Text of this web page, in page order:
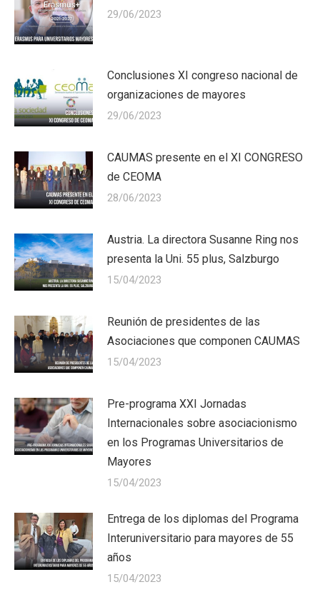
29/06/2023
Conclusiones XI congreso nacional de
organizaciones de mayores
29/06/2023
CAUMAS presente en el XI CONGRESO
de CEOMA
28/06/2023
Austria. La directora Susanne Ring nos
presenta la Uni. 55 plus, Salzburgo
15/04/2023
Reunión de presidentes de las
Asociaciones que componen CAUMAS
15/04/2023
Pre-programa XXI Jornadas
Internacionales sobre asociacionismo
en los Programas Universitarios de
Mayores
15/04/2023
Entrega de los diplomas del Programa
Interuniversitario para mayores de 55
años
15/04/2023